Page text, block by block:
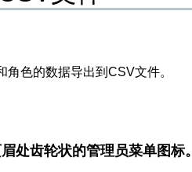
角色的数据导出到CSV文件。
处齿轮状的管理员菜单图标。